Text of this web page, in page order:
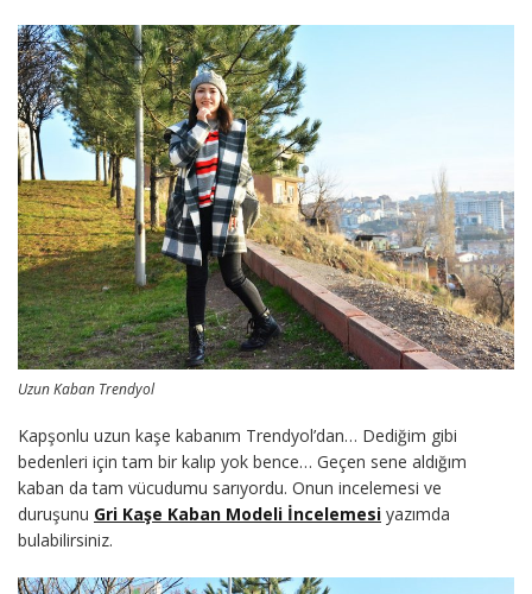
Uzun Kaban Trendyol
Kapşonlu uzun kaşe kabanım Trendyol’dan… Dediğim gibi
bedenleri için tam bir kalıp yok bence… Geçen sene aldığım
kaban da tam vücudumu sarıyordu. Onun incelemesi ve
duruşunu Gri Kaşe Kaban Modeli İncelemesi yazımda
bulabilirsiniz.